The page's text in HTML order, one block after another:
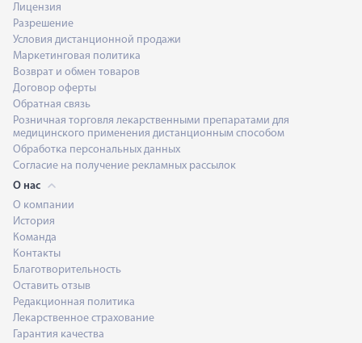
Лицензия
Разрешение
Условия дистанционной продажи
Маркетинговая политика
Возврат и обмен товаров
Договор оферты
Обратная связь
Розничная торговля лекарственными препаратами для
медицинского применения дистанционным способом
Обработка персональных данных
Согласие на получение рекламных рассылок
О нас
О компании
История
Команда
Контакты
Благотворительность
Оставить отзыв
Редакционная политика
Лекарственное страхование
Гарантия качества